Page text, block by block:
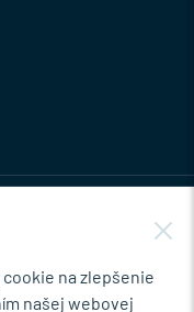
na zlepšenie
našej webovej